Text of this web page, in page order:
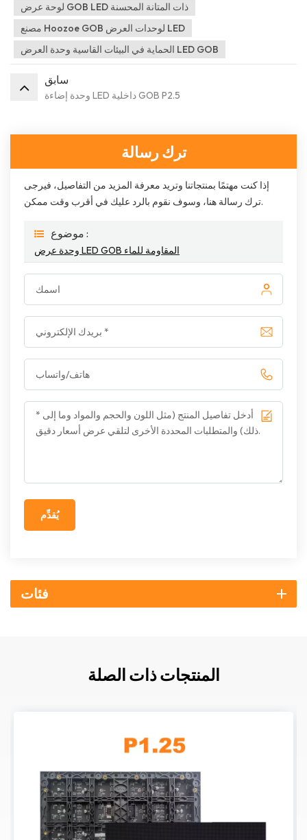
لوحة عرض GOB LED ذات المتانة المحسنة
مصنع Hoozoe GOB لوحدات العرض LED
الحماية في البيئات القاسية وحدة العرض LED GOB
سابق
وحدة إضاءة LED داخلية GOB P2.5
ترك رسالة
إذا كنت مهتمًا بمنتجاتنا وتريد معرفة المزيد من التفاصيل، فيرجى
ترك رسالة هنا، وسوف نقوم بالرد عليك في أقرب وقت ممكن.
موضوع :
وحدة عرض LED GOB المقاومة للماء
يُقدِّم
فئات
المنتجات ذات الصلة